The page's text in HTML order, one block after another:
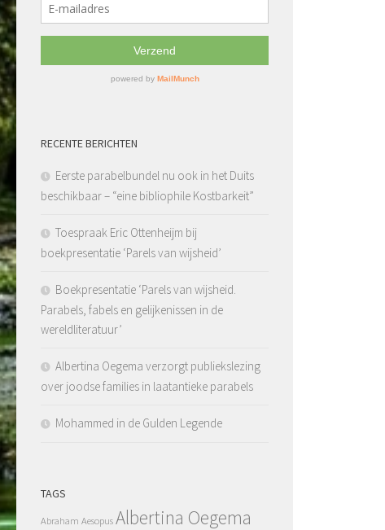
RECENTE BERICHTEN
Eerste parabelbundel nu ook in het Duits
beschikbaar – “eine bibliophile Kostbarkeit”
Toespraak Eric Ottenheijm bij
boekpresentatie ‘Parels van wijsheid’
Boekpresentatie ‘Parels van wijsheid.
Parabels, fabels en gelijkenissen in de
wereldliteratuur’
Albertina Oegema verzorgt publiekslezing
over joodse families in laatantieke parabels
Mohammed in de Gulden Legende
TAGS
Abraham Aesopus Albertina Oegema